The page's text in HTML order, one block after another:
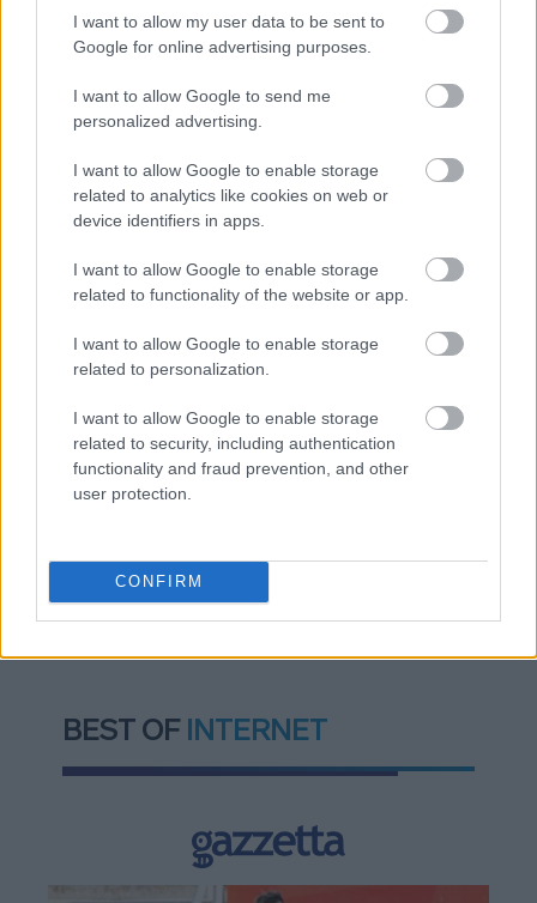
I want to allow my user data to be sent to
Google for online advertising purposes.
I want to allow Google to send me
personalized advertising.
I want to allow Google to enable storage
related to analytics like cookies on web or
device identifiers in apps.
I want to allow Google to enable storage
related to functionality of the website or app.
I want to allow Google to enable storage
related to personalization.
I want to allow Google to enable storage
related to security, including authentication
functionality and fraud prevention, and other
user protection.
CONFIRM
Διαβάζονται αυτή τη στιγμή
Πυρόπληκτοι: Ποιοι δικαιούνται έως 6.000 ευρώ,
Τρίτη χρονιά με διεθνές ρεκόρ εσόδων για τη
Ρεάλ Μαδρίτης - «Κλειδί» το γήπεδο
Πώς μπορείτε να βγείτε νωρίτερα στη σύνταξη
- Οι 3 κινήσεις που πρέπει να γίνουν εγκαίρως
TAGS: Σερβία Αλεξάντερ Βούτσιτς
BEST OF INTERNET